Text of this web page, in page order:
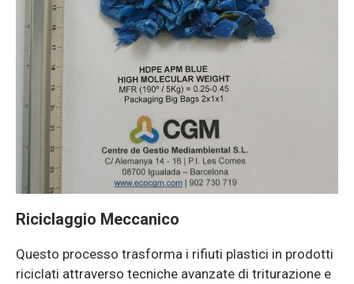
Riciclaggio Meccanico
Questo processo trasforma i rifiuti plastici in prodotti
riciclati attraverso tecniche avanzate di triturazione e